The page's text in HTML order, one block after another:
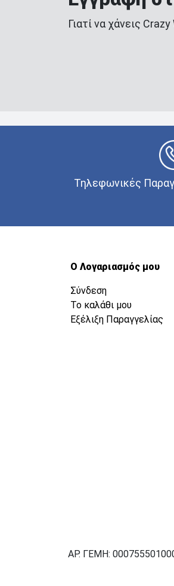
Γιατί να χάνεις
Τηλεφωνικές
Ο Λογαριασμός μου
Σύνδεση
Το καλάθι μου
Εξέλιξη Παραγγελίας
ΑΡ. ΓΕΜΗ: